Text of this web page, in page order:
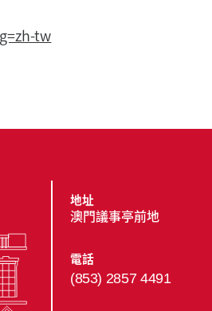
tw
地址
澳門議事亭前地
電話
(853) 2857 4491